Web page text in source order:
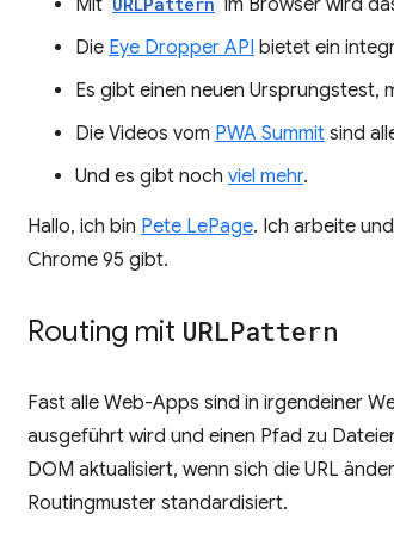
Mit
im Browser wird
Die Eye Dropper API bietet ein
Es gibt einen neuen Ursprungstest,
Die Videos vom PWA Summit sind
Und es gibt noch viel mehr.
Hallo, ich bin Pete LePage. Ich arbeite
Chrome 95 gibt.
Routing mit URLPattern
Fast alle Web-Apps sind in irgendeiner
ausgeführt wird und einen Pfad zu
DOM aktualisiert, wenn sich die URL
Routingmuster standardisiert.